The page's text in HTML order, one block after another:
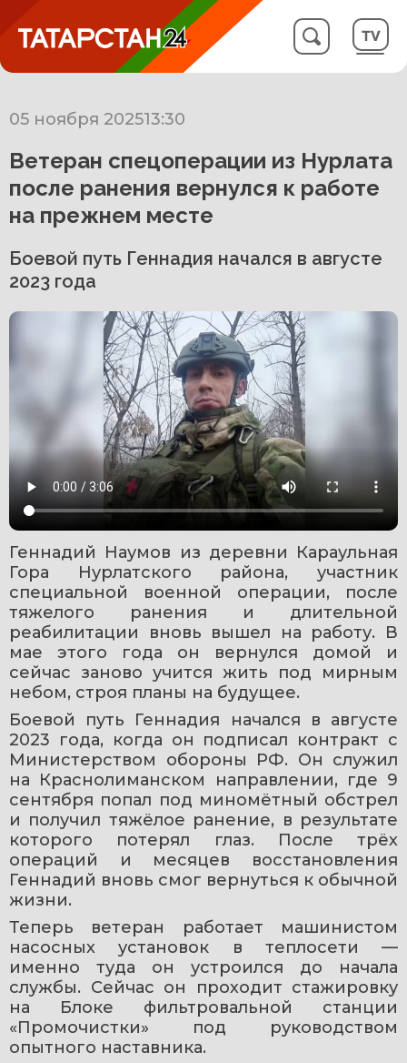
05 ноября 202513:30
Ветеран спецоперации из Нурлата
после ранения вернулся к работе
на прежнем месте
Боевой путь Геннадия начался в августе
2023 года
Геннадий Наумов из деревни Караульная
Гора Нурлатского района, участник
специальной военной операции, после
тяжелого ранения и длительной
реабилитации вновь вышел на работу. В
мае этого года он вернулся домой и
сейчас заново учится жить под мирным
небом, строя планы на будущее.
Боевой путь Геннадия начался в августе
2023 года, когда он подписал контракт с
Министерством обороны РФ. Он служил
на Краснолиманском направлении, где 9
сентября попал под миномётный обстрел
и получил тяжёлое ранение, в результате
которого потерял глаз. После трёх
операций и месяцев восстановления
Геннадий вновь смог вернуться к обычной
жизни.
Теперь ветеран работает машинистом
насосных установок в теплосети —
именно туда он устроился до начала
службы. Сейчас он проходит стажировку
на Блоке фильтровальной станции
«Промочистки» под руководством
опытного наставника.